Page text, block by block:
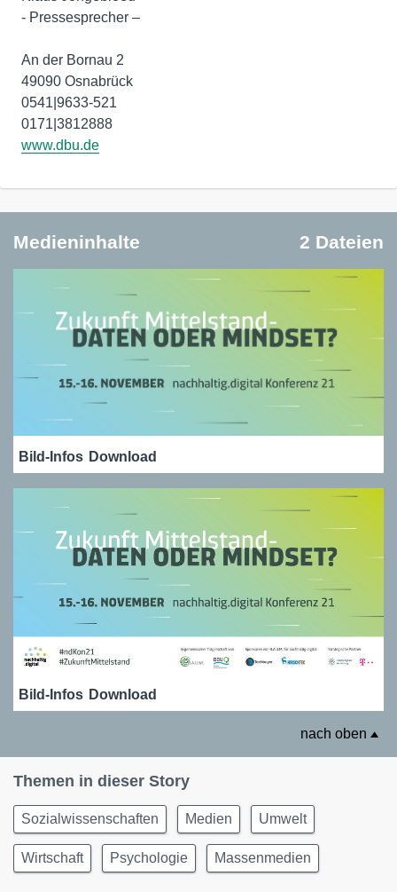
- Pressesprecher –
An der Bornau 2
49090 Osnabrück
0541|9633-521
www.dbu.de
Medieninhalte 2 Dateien
Bild-Infos Download
Bild-Infos Download
nach oben
Themen in dieser Story
Sozialwissenschaften Medien Umwelt
Wirtschaft Psychologie Massenmedien